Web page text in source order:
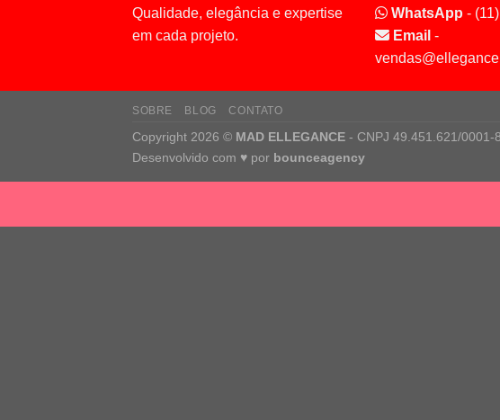
Qualidade, elegância e expertise
em cada projeto.
WhatsApp -
Email -
SOBRE BLOG CONTATO
Copyright 2026 © MAD ELLEGANCE - CNPJ 49.451.621/0001-
Desenvolvido com ♥ por bounceagency